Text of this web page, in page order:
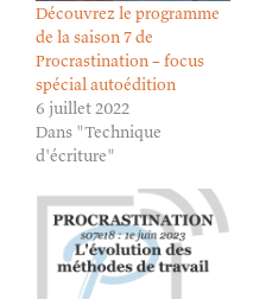
Découvrez le programme
de la saison 7 de
Procrastination – focus
spécial autoédition
6 juillet 2022
Dans "Technique
d'écriture"